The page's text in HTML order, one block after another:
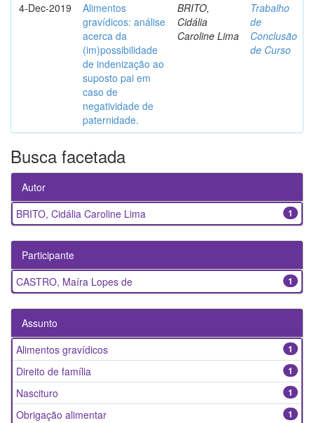
4-Dec-2019
Alimentos
gravídicos: análise
acerca da
(im)possibilidade
de indenização ao
suposto pai em
caso de
negatividade de
paternidade.
BRITO,
Cidália
Caroline Lima
Trabalho
de
Conclusão
de Curso
Busca facetada
Autor
1
BRITO, Cidália Caroline Lima
Participante
1
CASTRO, Maíra Lopes de
Assunto
1
Alimentos gravídicos
1
Direito de família
1
Nascituro
1
Obrigação alimentar